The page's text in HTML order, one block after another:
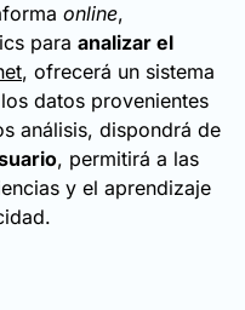
online,
para analizar el
, ofrecerá un sistema
datos provenientes
análisis, dispondrá de
, permitirá a las
y el aprendizaje